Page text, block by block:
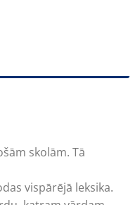
skolām. Tā
vispārējā leksika.